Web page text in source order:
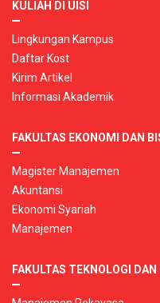
KULIAH DI UISI
Lingkungan Kampus
Daftar Kost
Kirim Artikel
Informasi Akademik
FAKULTAS EKONOMI DAN
Magister Manajemen
Akuntansi
Ekonomi Syariah
Manajemen
FAKULTAS TEKNOLOGI DAN